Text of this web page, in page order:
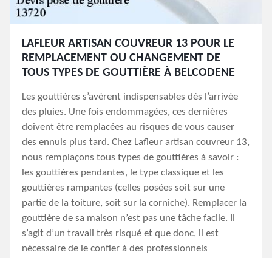
LAFLEUR ARTISAN COUVREUR 13 POUR LE
REMPLACEMENT OU CHANGEMENT DE
TOUS TYPES DE GOUTTIÈRE À BELCODENE
Les gouttières s’avèrent indispensables dès l’arrivée
des pluies. Une fois endommagées, ces dernières
doivent être remplacées au risques de vous causer
des ennuis plus tard. Chez Lafleur artisan couvreur 13,
nous remplaçons tous types de gouttières à savoir :
les gouttières pendantes, le type classique et les
gouttières rampantes (celles posées soit sur une
partie de la toiture, soit sur la corniche). Remplacer la
gouttière de sa maison n’est pas une tâche facile. Il
s’agit d’un travail très risqué et que donc, il est
nécessaire de le confier à des professionnels